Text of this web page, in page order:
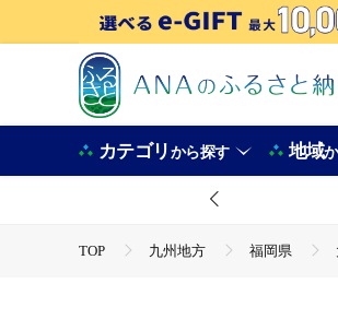
カテゴリから探す 地域
TOP 九州地方 福岡県